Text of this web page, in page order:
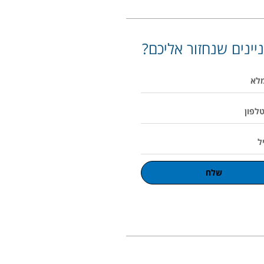
שנחזור אליכם?
שלח